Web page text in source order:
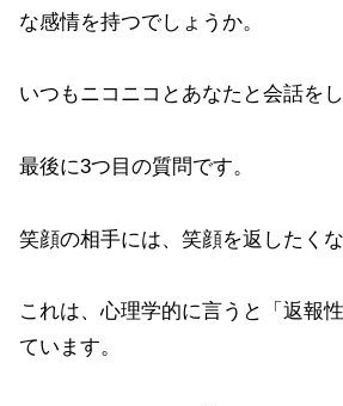
な感情を持つでしょうか。
いつもニコニコとあなたと会話を
最後に3つ目の質問です。
笑顔の相手には、笑顔を返したくな
これは、心理学的に言うと「返報
ています。